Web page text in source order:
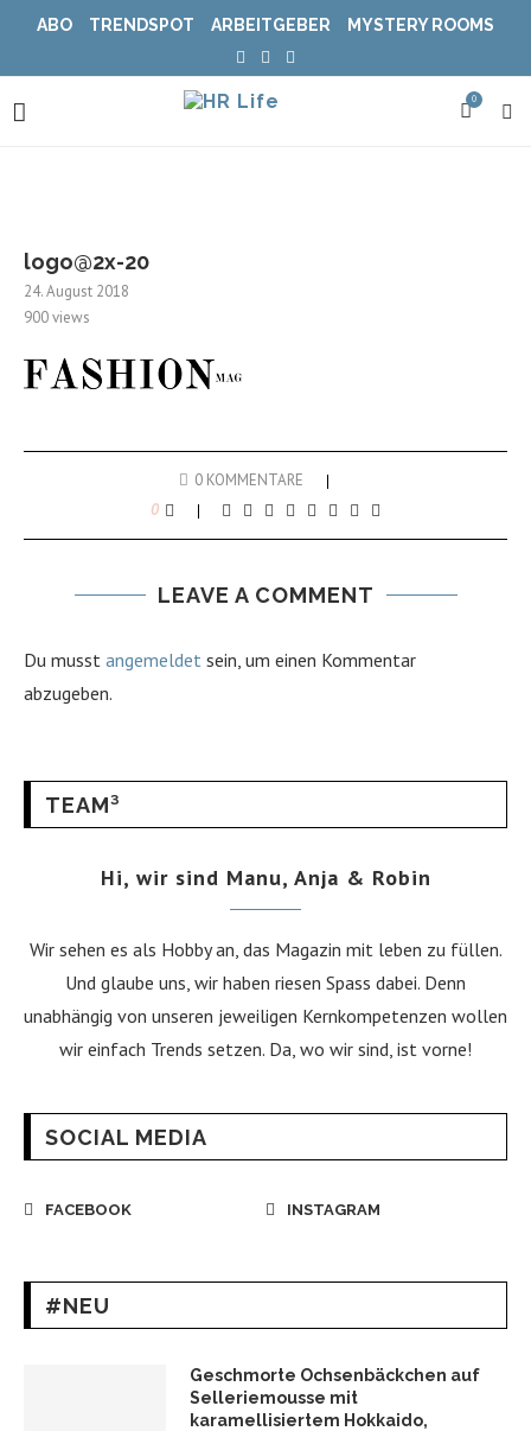
ABO TRENDSPOT ARBEITGEBER MYSTERY ROOMS
0
logo@2x-20
24. August 2018
900views
0 KOMMENTARE
0
LEAVE A COMMENT
Du musst angemeldet sein, um einen Kommentar
abzugeben.
TEAM³
Hi, wir sind Manu, Anja & Robin
Wir sehen es als Hobby an, das Magazin mit leben zu füllen.
Und glaube uns, wir haben riesen Spass dabei. Denn
unabhängig von unseren jeweiligen Kernkompetenzen wollen
wir einfach Trends setzen. Da, wo wir sind, ist vorne!
SOCIAL MEDIA
FACEBOOK INSTAGRAM
#NEU
Geschmorte Ochsenbäckchen auf
Selleriemousse mit
karamellisiertem Hokkaido,